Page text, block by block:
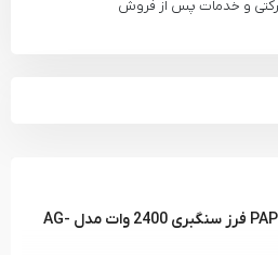
معرفی و مشخصات سنگ فرز PAP فرز سنگبری 2400 وات مدل AG-